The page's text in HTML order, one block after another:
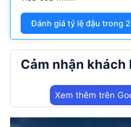
Đánh giá tỷ lệ đậu trong
Cảm nhận khách
Xem thêm trên